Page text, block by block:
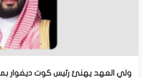
ولي العهد يهنئ رئيس كوت ديفوار